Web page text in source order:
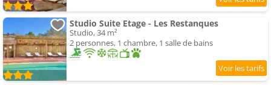
Studio Suite Etage - Les Restanques
Studio, 34 m²
2 personnes, 1 chambre, 1 salle de bains